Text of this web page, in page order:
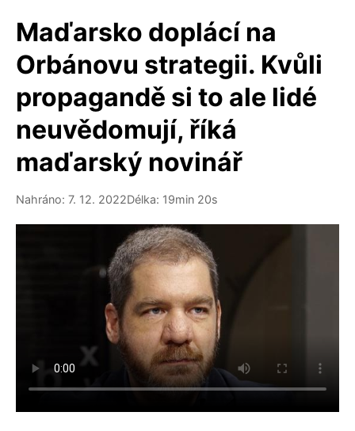
Maďarsko doplácí na
Orbánovu strategii. Kvůli
propagandě si to ale lidé
neuvědomují, říká
maďarský novinář
Nahráno: 7. 12. 2022Délka: 19min 20s